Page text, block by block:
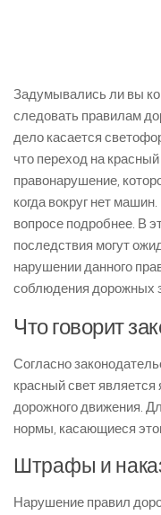
Задумывались ли вы
следовать правилам
дело касается
что переход на
правонарушение,
когда вокруг нет
вопросе подробнее. В
последствия могут
нарушении данного
соблюдения дорожных
Что говорит
Согласно
красный свет
дорожного движения.
нормы, касающиеся
Штрафы и
Нарушение правил